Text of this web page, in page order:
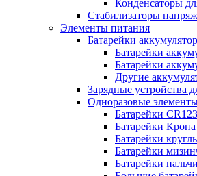
Конденсаторы
Стабилизаторы
Элементы питания
Батарейки
Батарейки
Батарейки
Другие
Зарядные устройства
Одноразовые
Батарейки CR123
Батарейки
Батарейки
Батарейки
Батарейки